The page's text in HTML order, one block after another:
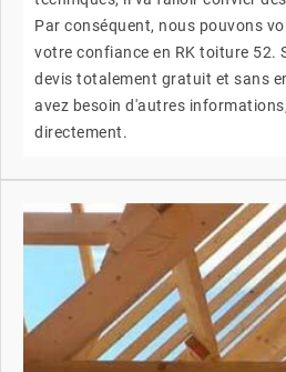
Par conséquent, nous pouvons
votre confiance en RK toiture 52.
devis totalement gratuit et sans
avez besoin d'autres
directement.